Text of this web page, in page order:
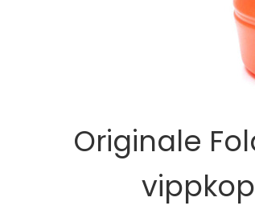
Originale